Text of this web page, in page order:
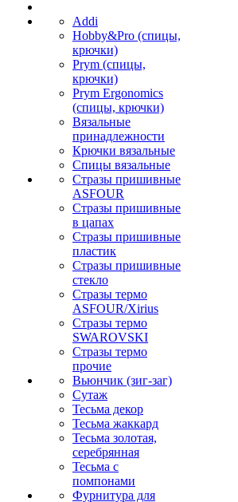
Addi
Hobby&Pro (спицы,
крючки)
Prym (спицы,
крючки)
Prym Ergonomics
(спицы, крючки)
Вязальные
принадлежности
Крючки вязальные
Спицы вязальные
Стразы пришивные
ASFOUR
Стразы пришивные
в цапах
Стразы пришивные
пластик
Стразы пришивные
стекло
Стразы термо
ASFOUR/Xirius
Стразы термо
SWAROVSKI
Стразы термо
прочие
Вьюнчик (зиг-заг)
Сутаж
Тесьма декор
Тесьма жаккард
Тесьма золотая,
серебрянная
Тесьма с
помпонами
Фурнитура для